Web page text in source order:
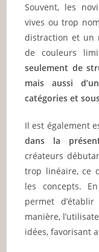
Souvent, les
vives ou trop
distraction et un
de couleurs
seulement de
mais aussi
catégories et
Il est également
dans la
créateurs
trop linéaire, ce
les concepts.
permet
manière,
idées, favorisant